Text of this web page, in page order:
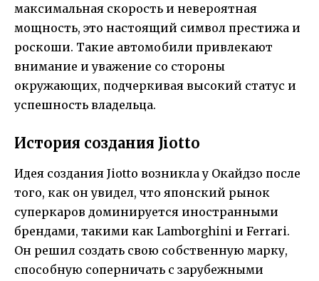
максимальная скорость и невероятная
мощность, это настоящий символ престижа и
роскоши. Такие автомобили привлекают
внимание и уважение со стороны
окружающих, подчеркивая высокий статус и
успешность владельца.
История создания Jiotto
Идея создания Jiotto возникла у Окайдзо после
того, как он увидел, что японский рынок
суперкаров доминируется иностранными
брендами, такими как Lamborghini и Ferrari.
Он решил создать свою собственную марку,
способную соперничать с зарубежными